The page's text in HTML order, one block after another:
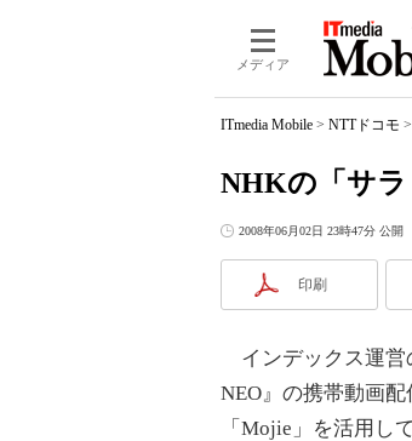
メディア
ITmedia Mobile > NTTドコモ >
NHKの「サラ
2008年06月02日 23時47分 公開
印刷
インデックス運営
NEO』の携帯動画
「Mojie」を活用し